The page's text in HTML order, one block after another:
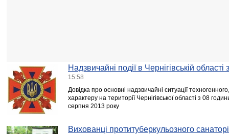
Надзвичайні події в Чернігівській
15:58
Довідка про основні надзвичайні ситуації
характеру на території Чернігівської області з 08
серпня 2013 року
Вихованці протитуберкульозного